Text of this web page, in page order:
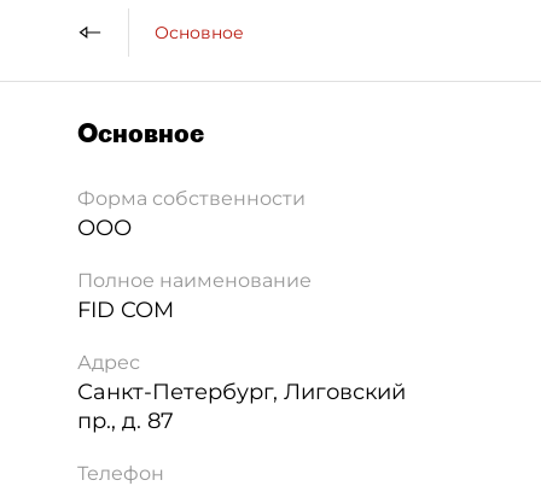
Основное
Основное
Форма собственности
ООО
Полное наименование
FID COM
Адрес
Санкт-Петербург, Лиговский
пр., д. 87
Телефон